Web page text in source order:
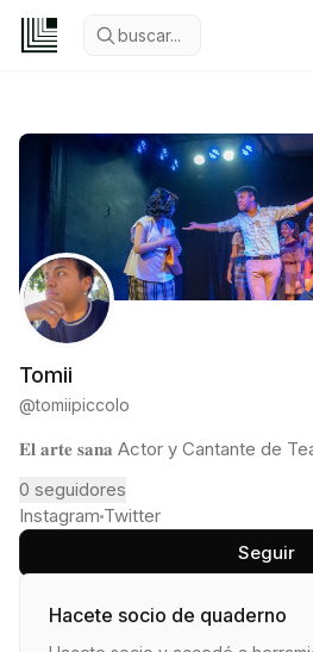
buscar...
Tomii
@tomiipiccolo
𝐄𝐥 𝐚𝐫𝐭𝐞 𝐬𝐚𝐧𝐚 Actor y Cantante de
0 seguidores
Instagram Twitter
Seguir
Hacete socio de quaderno